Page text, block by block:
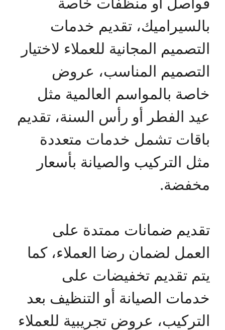
بالسيراميك، تقديم خدمات
التصميم المجانية للعملاء لاختيار
التصميم المناسب، عروض
خاصة بالمواسم العالمية مثل
عيد الفطر أو رأس السنة، تقديم
باقات تشمل خدمات متعددة
مثل التركيب والصيانة بأسعار
مخفضة.
تقديم ضمانات ممتدة على
العمل لضمان رضا العملاء، كما
يتم تقديم تخفيضات على
خدمات الصيانة أو التنظيف بعد
التركيب، عروض تجريبية للعملاء